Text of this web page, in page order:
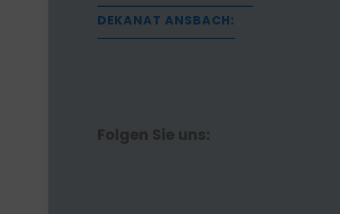
DEKANAT ANSBACH:
Folgen Sie uns: